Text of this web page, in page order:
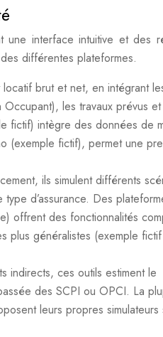
une interface intuitive et des
différentes plateformes.
brut et net, en intégrant
les travaux prévus et
fictif) intègre des données de
(exemple fictif), permet une
ils simulent différents
d’assurance. Des
offrent des fonctionnalités
plus généralistes (exemple
indirects, ces outils estiment le
des SCPI ou OPCI. La
leurs propres simulateurs